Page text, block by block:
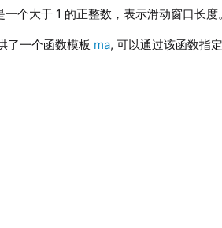
个大于 1 的正整数，表示滑动窗口长度。
了一个函数模板 ma, 可以通过该函数指